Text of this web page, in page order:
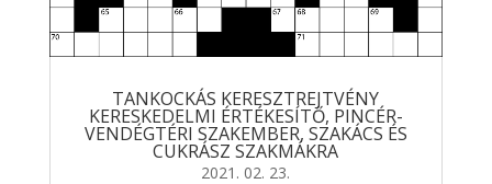
TANKOCKÁS KERESZTREJTVÉNY
KERESKEDELMI ÉRTÉKESÍTŐ, PINCÉR-
VENDÉGTÉRI SZAKEMBER, SZAKÁCS ÉS
CUKRÁSZ SZAKMÁKRA
2021. 02. 23.